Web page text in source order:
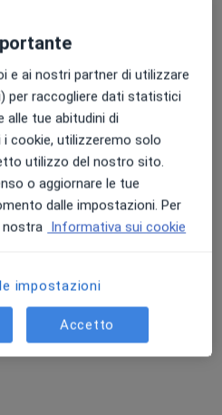
e ai nostri partner di utilizzare
per raccogliere dati statistici
tue abitudini di
cookie, utilizzeremo solo
utilizzo del nostro sito.
o aggiornare le tue
dalle impostazioni. Per
nostra Informativa sui cookie
impostazioni
Accetto